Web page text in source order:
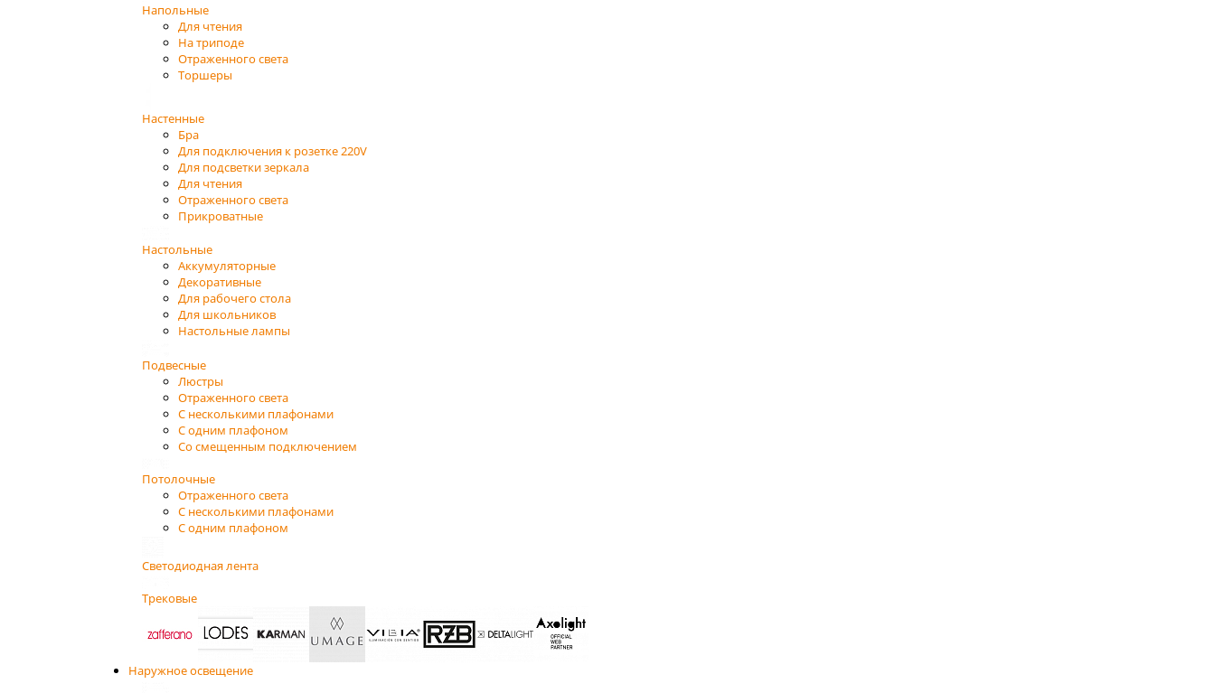
Напольные
Для чтения
На триподе
Отраженного света
Торшеры
Настенные
Бра
Для подключения к розетке 220V
Для подсветки зеркала
Для чтения
Отраженного света
Прикроватные
Настольные
Аккумуляторные
Декоративные
Для рабочего стола
Для школьников
Настольные лампы
Подвесные
Люстры
Отраженного света
С несколькими плафонами
С одним плафоном
Со смещенным подключением
Потолочные
Отраженного света
С несколькими плафонами
С одним плафоном
Светодиодная лента
Трековые
Наружное освещение